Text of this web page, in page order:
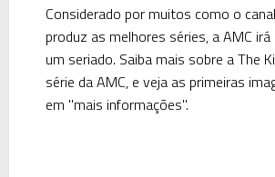
Considerado por muitos como o
produz as melhores séries, a AMC
um seriado. Saiba mais sobre a The
série da AMC, e veja as primeiras
em "mais informações".